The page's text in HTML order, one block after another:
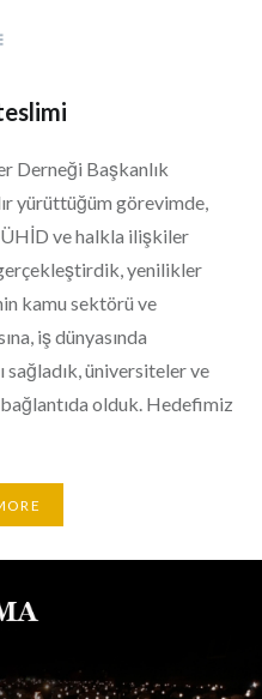
Derneği Başkanlık
yürüttüğüm görevimde,
ve halkla ilişkiler
yenilikler
kamu sektörü ve
iş dünyasında
sağladık, üniversiteler ve
olduk. Hedefimiz